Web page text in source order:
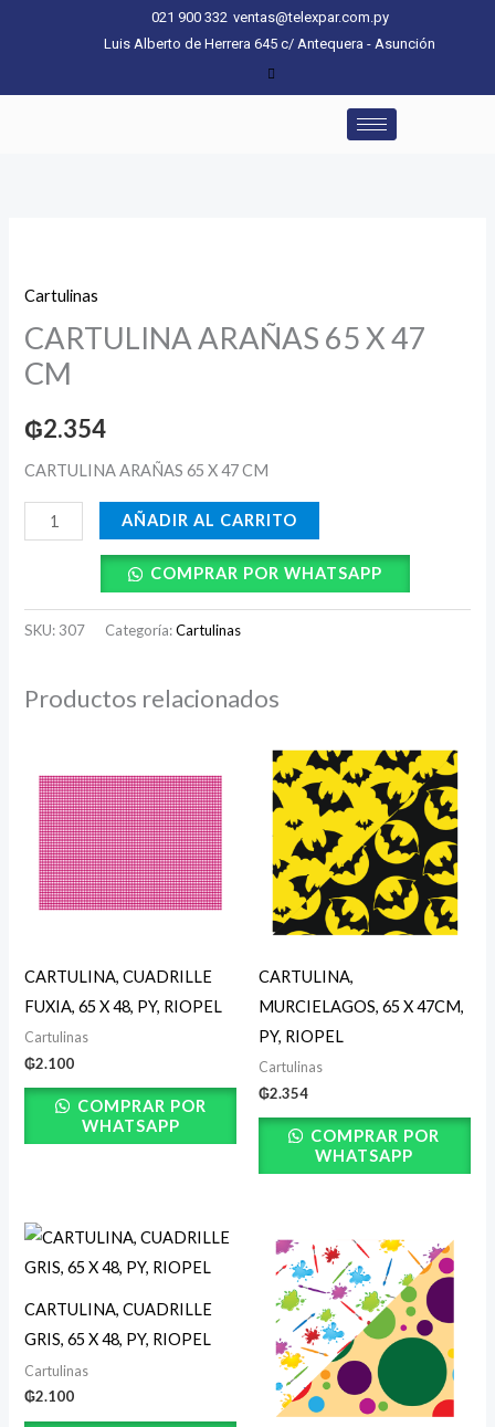
021 900 332 ventas@telexpar.com.py
Luis Alberto de Herrera 645 c/ Antequera - Asunción
Cartulinas
CARTULINA ARAÑAS 65 X 47
CM
₲2.354
CARTULINA ARAÑAS 65 X 47 CM
65
X
47
CM
cantidad
AÑADIR AL CARRITO
COMPRAR POR WHATSAPP
SKU: 307 Categoría:Cartulinas
Productos relacionados
CARTULINA, CUADRILLE
FUXIA, 65 X 48, PY, RIOPEL
Cartulinas
₲2.100
COMPRAR POR
WHATSAPP
CARTULINA,
MURCIELAGOS, 65 X 47CM,
PY, RIOPEL
Cartulinas
₲2.354
COMPRAR POR
WHATSAPP
CARTULINA, CUADRILLE
GRIS, 65 X 48, PY, RIOPEL
Cartulinas
₲2.100